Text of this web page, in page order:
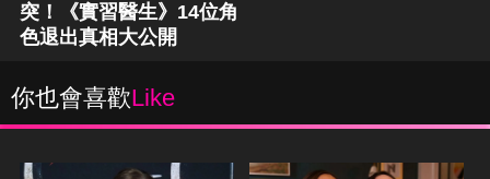
突！《實習醫生》14位角
色退出真相大公開
你也會喜歡Like